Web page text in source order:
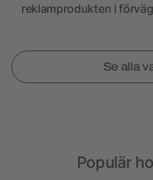
reklamprodukten i
Se alla
Populär